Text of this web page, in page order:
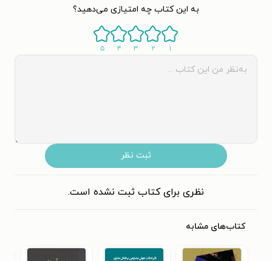
به این کتاب چه امتیازی می‌دهید؟
۱ ۲ ۳ ۴ ۵
ثبت نظر
نظری برای کتاب ثبت نشده است.
کتاب‌های مشابه